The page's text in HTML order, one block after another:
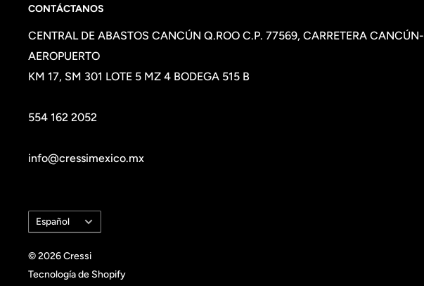
CONTÁCTANOS
CENTRAL DE ABASTOS CANCÚN Q.ROO C.P. 77569, CARRETERA CANCÚN-
AEROPUERTO
KM 17, SM 301 LOTE 5 MZ 4 BODEGA 515 B
554 162 2052
info@cressimexico.mx
Idioma
Español
© 2026 Cressi
Tecnología de Shopify